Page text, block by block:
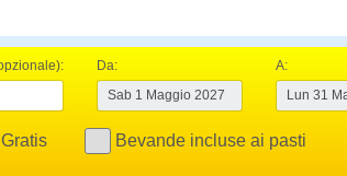
Da: A:
Bevande incluse ai pasti